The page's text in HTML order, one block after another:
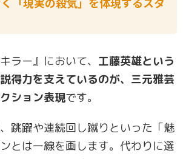
ラー』において、 工藤英雄という
得力を支えているのが、三元雅芸
ション表現です。
跳躍や連続回し蹴りといった「魅
とは一線を画します。代わりに選